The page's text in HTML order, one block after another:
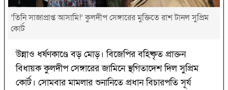
‘তিনি সাজাপ্রাপ্ত আসামি!’ কুলদীপ সেঙ্গারের মুক্তিতে রাশ টানল সুপ্রিম
কোর্ট
উন্নাও ধর্ষণকাণ্ডে বড় মোড়। বিজেপির বহিষ্কৃত প্রাক্তন
বিধায়ক কুলদীপ সেঙ্গারের জামিনে স্থগিতাদেশ দিল সুপ্রিম
কোর্ট। সোমবার মামলার শুনানিতে প্রধান বিচারপতি সূর্য